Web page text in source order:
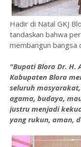
Hadir di Natal GKJ
tandaskan bahwa
membangun bangsa
"Bupati Blora Dr. H.
Kabupaten Blora
seluruh
agama, budaya,
justru menjadi
yang rukun, aman,